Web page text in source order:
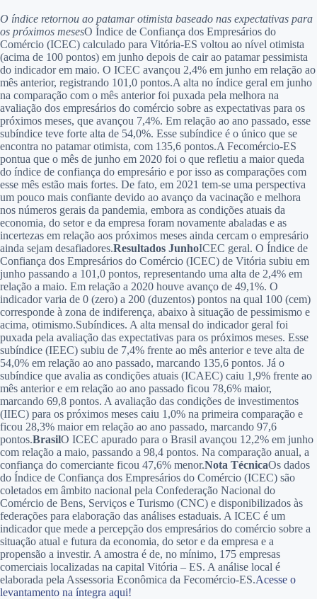
O índice retornou ao patamar otimista baseado nas expectativas para
os próximos mesesO Índice de Confiança dos Empresários do
Comércio (ICEC) calculado para Vitória-ES voltou ao nível otimista
(acima de 100 pontos) em junho depois de cair ao patamar pessimista
do indicador em maio. O ICEC avançou 2,4% em junho em relação ao
mês anterior, registrando 101,0 pontos.A alta no índice geral em junho
na comparação com o mês anterior foi puxada pela melhora na
avaliação dos empresários do comércio sobre as expectativas para os
próximos meses, que avançou 7,4%. Em relação ao ano passado, esse
subíndice teve forte alta de 54,0%. Esse subíndice é o único que se
encontra no patamar otimista, com 135,6 pontos.A Fecomércio-ES
pontua que o mês de junho em 2020 foi o que refletiu a maior queda
do índice de confiança do empresário e por isso as comparações com
esse mês estão mais fortes. De fato, em 2021 tem-se uma perspectiva
um pouco mais confiante devido ao avanço da vacinação e melhora
nos números gerais da pandemia, embora as condições atuais da
economia, do setor e da empresa foram novamente abaladas e as
incertezas em relação aos próximos meses ainda cercam o empresário
ainda sejam desafiadores.Resultados JunhoICEC geral. O Índice de
Confiança dos Empresários do Comércio (ICEC) de Vitória subiu em
junho passando a 101,0 pontos, representando uma alta de 2,4% em
relação a maio. Em relação a 2020 houve avanço de 49,1%. O
indicador varia de 0 (zero) a 200 (duzentos) pontos na qual 100 (cem)
corresponde à zona de indiferença, abaixo à situação de pessimismo e
acima, otimismo.Subíndices. A alta mensal do indicador geral foi
puxada pela avaliação das expectativas para os próximos meses. Esse
subíndice (IEEC) subiu de 7,4% frente ao mês anterior e teve alta de
54,0% em relação ao ano passado, marcando 135,6 pontos. Já o
subíndice que avalia as condições atuais (ICAEC) caiu 1,9% frente ao
mês anterior e em relação ao ano passado ficou 78,6% maior,
marcando 69,8 pontos. A avaliação das condições de investimentos
(IIEC) para os próximos meses caiu 1,0% na primeira comparação e
ficou 28,3% maior em relação ao ano passado, marcando 97,6
pontos.BrasilO ICEC apurado para o Brasil avançou 12,2% em junho
com relação a maio, passando a 98,4 pontos. Na comparação anual, a
confiança do comerciante ficou 47,6% menor.Nota TécnicaOs dados
do Índice de Confiança dos Empresários do Comércio (ICEC) são
coletados em âmbito nacional pela Confederação Nacional do
Comércio de Bens, Serviços e Turismo (CNC) e disponibilizados às
federações para elaboração das análises estaduais. A ICEC é um
indicador que mede a percepção dos empresários do comércio sobre a
situação atual e futura da economia, do setor e da empresa e a
propensão a investir. A amostra é de, no mínimo, 175 empresas
comerciais localizadas na capital Vitória – ES. A análise local é
elaborada pela Assessoria Econômica da Fecomércio-ES.Acesse o
levantamento na íntegra aqui!